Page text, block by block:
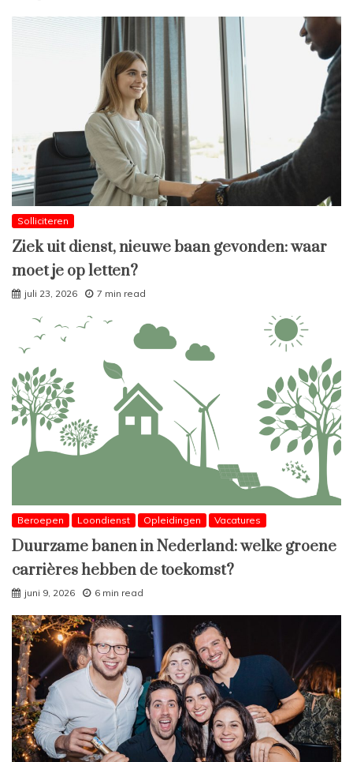
Solliciteren
Ziek uit dienst, nieuwe baan gevonden: waar
moet je op letten?
juli 23, 2026 7 min read
Beroepen Loondienst Opleidingen Vacatures
Duurzame banen in Nederland: welke groene
carrières hebben de toekomst?
juni 9, 2026 6 min read